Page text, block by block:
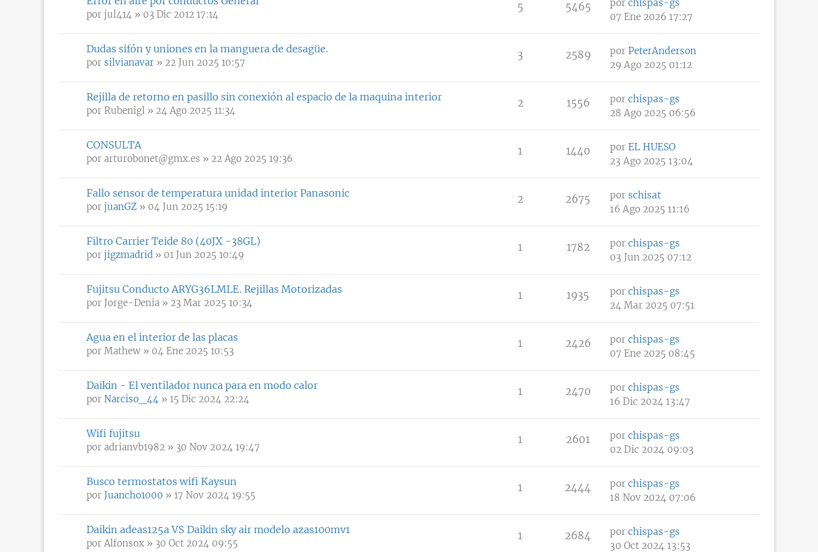
por jul414 » 03 Dic 2012 17:14
5 5465 por chispas-gs
07 Ene 2026 17:27
Dudas sifón y uniones en la manguera de desagüe.
por silvianavar » 22 Jun 2025 10:57
3 2589 por PeterAnderson
29 Ago 2025 01:12
Rejilla de retorno en pasillo sin conexión al espacio de la maquina interior
por Rubenigl » 24 Ago 2025 11:34
2 1556 por chispas-gs
28 Ago 2025 06:56
CONSULTA
por arturobonet@gmx.es » 22 Ago 2025 19:36
1 1440 por EL HUESO
23 Ago 2025 13:04
Fallo sensor de temperatura unidad interior Panasonic
por juanGZ » 04 Jun 2025 15:19
2 2675 por schisat
16 Ago 2025 11:16
Filtro Carrier Teide 80 (40JX -38GL)
por jigzmadrid » 01 Jun 2025 10:49
1 1782 por chispas-gs
03 Jun 2025 07:12
Fujitsu Conducto ARYG36LMLE. Rejillas Motorizadas
por Jorge-Denia » 23 Mar 2025 10:34
1 1935 por chispas-gs
24 Mar 2025 07:51
Agua en el interior de las placas
por Mathew » 04 Ene 2025 10:53
1 2426 por chispas-gs
07 Ene 2025 08:45
Daikin - El ventilador nunca para en modo calor
por Narciso_44 » 15 Dic 2024 22:24
1 2470 por chispas-gs
16 Dic 2024 13:47
Wifi fujitsu
por adrianvb1982 » 30 Nov 2024 19:47
1 2601 por chispas-gs
02 Dic 2024 09:03
Busco termostatos wifi Kaysun
por Juancho1000 » 17 Nov 2024 19:55
1 2444 por chispas-gs
18 Nov 2024 07:06
Daikin adeas125a VS Daikin sky air modelo azas100mv1
por Alfonsox » 30 Oct 2024 09:55
1 2684 por chispas-gs
30 Oct 2024 13:53